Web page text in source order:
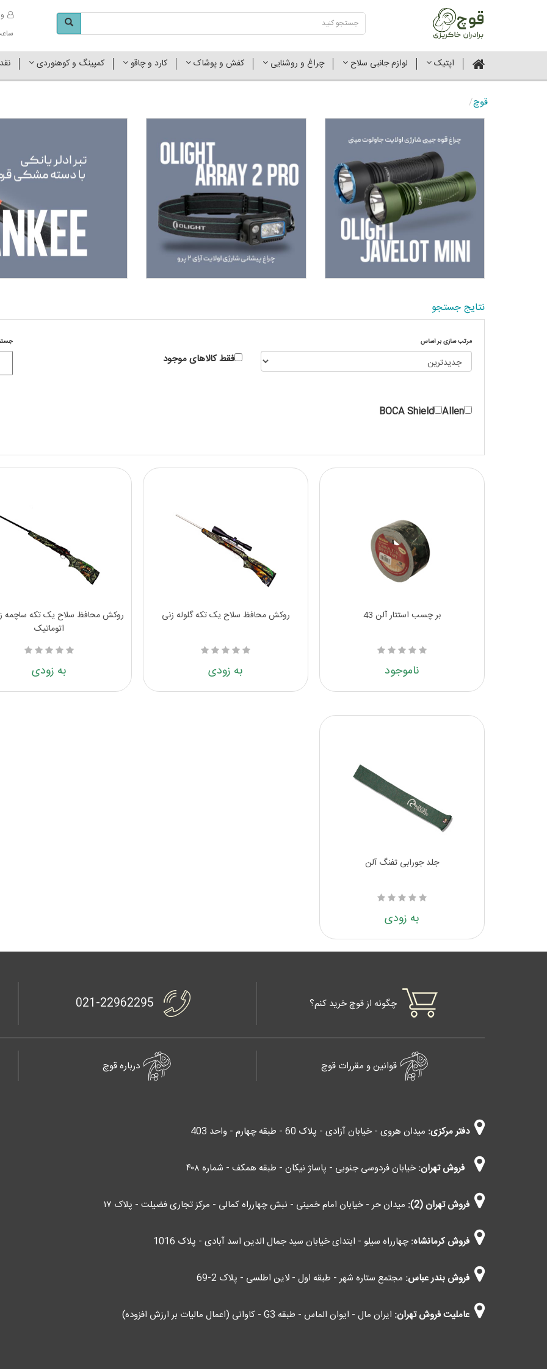
ساعت
اپتیک لوازم جانبی سلاح چراغ و روشنایی کفش و پوشاک کارد و چاقو کمپینگ و کوهنوردی
قوچ/
نتایج جستجو
مرتب سازی بر اساس
فقط کالاهای موجود
Allen
BOCA Shield
بر چسب استتار آلن 43
ناموجود
روکش محافظ سلاح یک تکه گلوله زنی
به زودی
روکش محافظ سلاح یک تکه ساچمه
اتوماتیک
به زودی
جلد جورابی تفنگ آلن
به زودی
چگونه از قوچ خرید کنم؟ 021-22962295
قوانین و مقررات قوچ درباره قوچ
دفتر مرکزی: میدان هروی - خیابان آزادی - پلاک 60 - طبقه چهارم - واحد 403
فروش تهران: خیابان فردوسی جنوبی - پاساژ نیکان - طبقه همکف - شماره ۴۰۸
فروش تهران (2): میدان حر - خیابان امام خمینی - نبش چهارراه کمالی - مرکز تجاری فضیلت - پلاک ۱۷
فروش کرمانشاه: چهارراه سیلو - ابتدای خیابان سید جمال الدین اسد آبادی - پلاک 1016
فروش بندر عباس: مجتمع ستاره شهر - طبقه اول - لاین اطلسی - پلاک 2-69
عاملیت فروش تهران: ایران مال - ایوان الماس - طبقه G3 - کاوانی (اعمال مالیات بر ارزش افزوده)